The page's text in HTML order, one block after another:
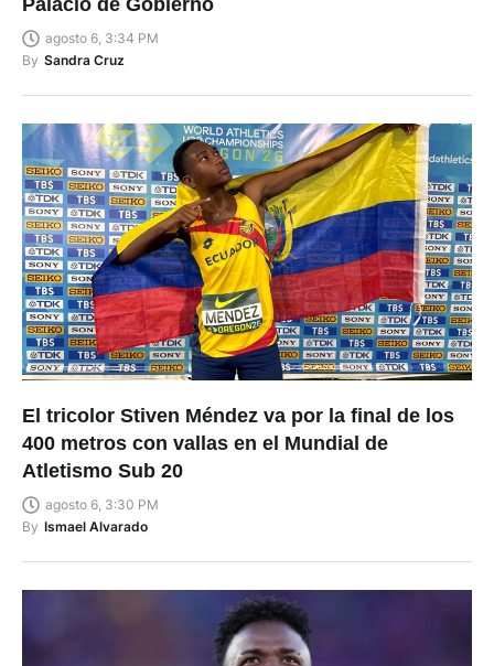
Palacio de Gobierno
agosto 6, 3:34 PM
By Sandra Cruz
El tricolor Stiven Méndez va por la final de los
400 metros con vallas en el Mundial de
Atletismo Sub 20
agosto 6, 3:30 PM
By Ismael Alvarado